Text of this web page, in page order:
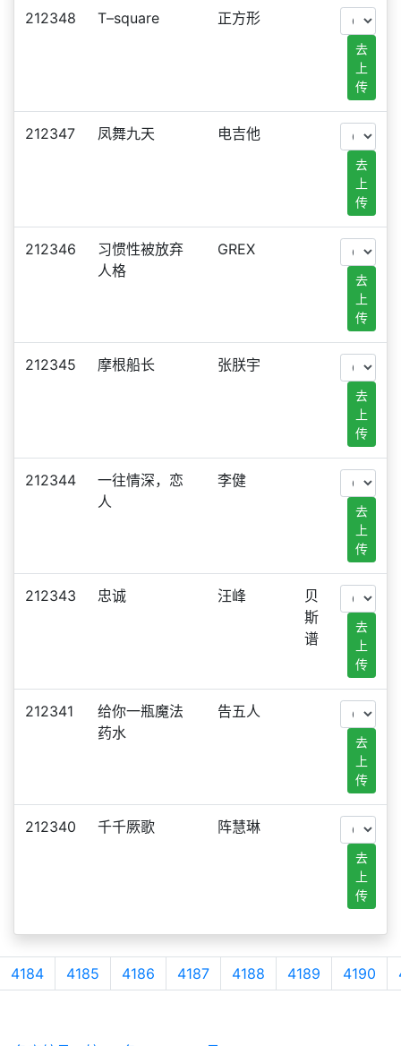
212348 T–square 正方形
去
上
传
212347 凤舞九天 电吉他
去
上
传
212346
习惯性被放弃
人格
GREX
去
上
传
212345 摩根船长 张朕宇
去
上
传
212344
一往情深，恋
人
李健
去
上
传
212343 忠诚 汪峰
贝
斯
谱
去
上
传
212341
给你一瓶魔法
药水
告五人
去
上
传
212340 千千厥歌 阵慧琳
去
上
传
4184 4185 4186 4187 4188 4189 4190